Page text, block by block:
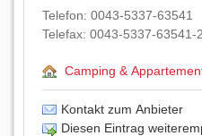
Telefon: 0043-5337-63541
Telefax: 0043-5337-63541-
Camping &
Kontakt zum Anbieter
Diesen Eintrag